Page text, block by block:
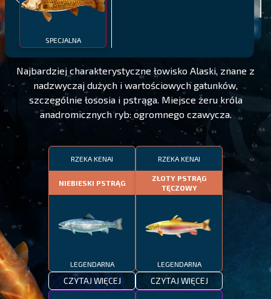
SPECJALNA
POZIOM 20
Najbardziej charakterystyczne łowisko Alaski, znane z
nadzwyczaj dużych i wartościowych gatunków,
szczególnie łososia i pstrąga. Miejsce żeru króla
anadromicznych ryb: ogromnego czawycza.
RZEKA KENAI
NIEBIESKI PSTRĄG
LEGENDARNA
CZYTAJ WIĘCEJ
RZEKA KENAI
ZŁOTY PSTRĄG
TĘCZOWY
LEGENDARNA
CZYTAJ WIĘCEJ